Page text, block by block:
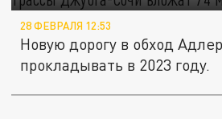
28 ФЕВРАЛЯ 12:53
Новую дорогу в обход
прокладывать в 2023 году.